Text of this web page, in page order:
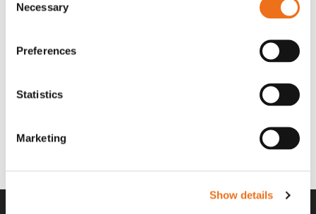
Selection
Necessary
Preferences
Statistics
Marketing
Show details
Lägg till i varukorg
Excidor Spakstyrning inkl 4-
SYU00010
Rotor teeth 8t/6k 7.5Gr/8 R6/14